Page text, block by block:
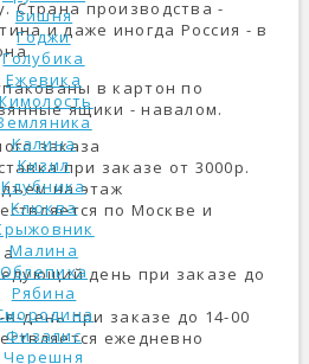
Вишня
Годжи
Голубика
Ежевика
Калина
Кизил
Клубника
Клюква
Малина
Облепиха
Рябина
Физалис
Черешня
Страна производства -
и даже иногда Россия - в
в картон по
ящики - навалом.
заказа
при заказе от 3000р.
на этаж
по Москве и
день при заказе до
день при заказе до 14-00
ежедневно